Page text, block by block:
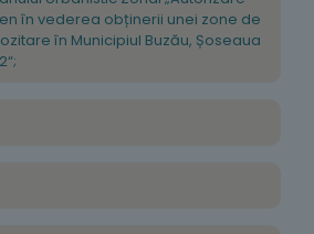
în vederea obținerii unei zone de
în Municipiul Buzău, Șoseaua